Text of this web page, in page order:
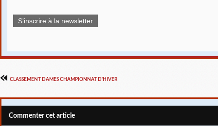
S'inscrire à la newsletter
CLASSEMENT DAMES CHAMPIONNAT D'HIVER
Commenter cet article